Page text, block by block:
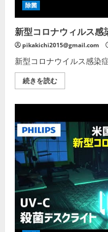
除菌
新型コロナウィルス感
pikakichi2015@gmail.com
新型コロナウイルス感染
続きを読む新
型
ィ
ル
ス
感
染
症
｢感
染
経
の
詳
細
を
ご
覧